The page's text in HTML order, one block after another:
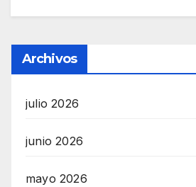
Archivos
julio 2026
junio 2026
mayo 2026